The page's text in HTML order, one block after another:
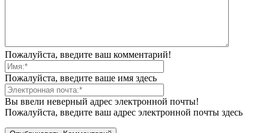
Пожалуйста, введите ваш комментарий!
Пожалуйста, введите ваше имя здесь
Вы ввели неверный адрес электронной почты!
Пожалуйста, введите ваш адрес электронной почты здесь